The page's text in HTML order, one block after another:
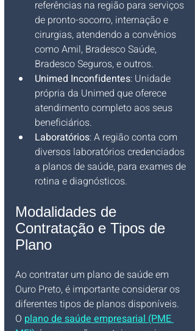
referências na região para serviços
de pronto-socorro, internação e
cirurgias, atendendo a convênios
como Amil, Bradesco Saúde,
Bradesco Seguros, e outros.
Unimed Inconfidentes: Unidade
própria da Unimed que oferece
atendimento completo aos seus
beneficiários.
Laboratórios: A região conta com
diversos laboratórios credenciados
a planos de saúde, para exames de
rotina e diagnósticos.
Modalidades de
Contratação e Tipos de
Plano
Ao contratar um plano de saúde em
Ouro Preto, é importante considerar os
diferentes tipos de planos disponíveis.
O plano de saúde empresarial (PME